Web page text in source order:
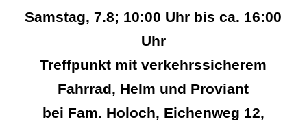
Samstag, 7.8; 10:00 Uhr bis ca. 16:00
Uhr
Treffpunkt mit verkehrssicherem
Fahrrad, Helm und Proviant
bei Fam. Holoch, Eichenweg 12,